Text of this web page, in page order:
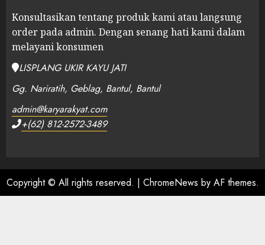
Konsultasikan tentang produk kami atau langsung
order pada admin. Dengan senang hati kami dalam
melayani konsumen
LISPLANG UKIR KAYU JATI
Gg. Nariratih, Geblag, Bantul, Bantul
admin@karyarakyat.com
+(62) 812-2572-3489
Copyright © All rights reserved. | ChromeNews by AF themes.